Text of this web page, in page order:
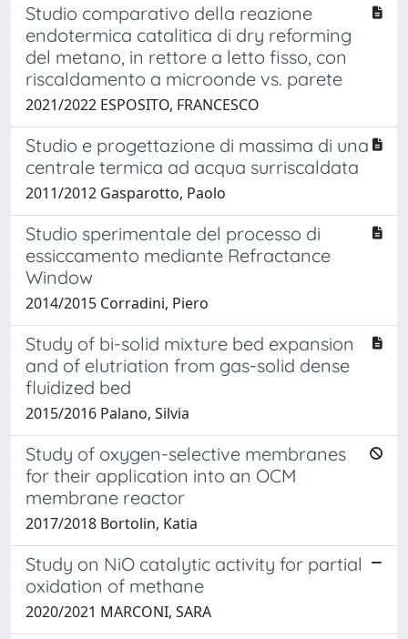
Studio comparativo della reazione
endotermica catalitica di dry reforming
del metano, in rettore a letto fisso, con
riscaldamento a microonde vs. parete
2021/2022 ESPOSITO, FRANCESCO
Studio e progettazione di massima di una
centrale termica ad acqua surriscaldata
2011/2012 Gasparotto, Paolo
Studio sperimentale del processo di
essiccamento mediante Refractance
Window
2014/2015 Corradini, Piero
Study of bi-solid mixture bed expansion
and of elutriation from gas-solid dense
fluidized bed
2015/2016 Palano, Silvia
Study of oxygen-selective membranes
for their application into an OCM
membrane reactor
2017/2018 Bortolin, Katia
Study on NiO catalytic activity for partial
oxidation of methane
2020/2021 MARCONI, SARA